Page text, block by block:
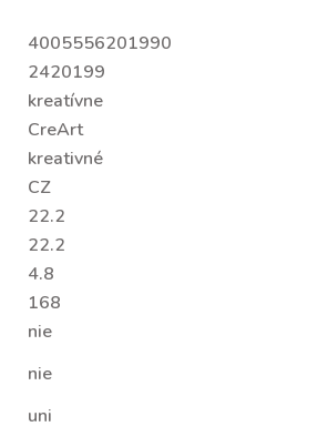
4005556201990
2420199
kreatívne
CreArt
kreativné
CZ
22.2
22.2
4.8
168
nie
nie
uni